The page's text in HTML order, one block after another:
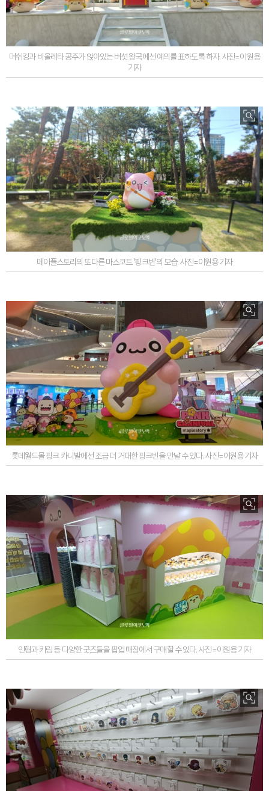
머쉬킹과 비올레타 공주가 앉아있는 버섯 왕국에선 예의를 표하도록 하자. 사진=이원용
기자
메이플스토리의 또다른 마스코트 '핑크빈'의 모습. 사진=이원용 기자
롯데월드몰 핑크 카니발에선 조금 더 거대한 핑크빈을 만날 수 있다. 사진=이원용 기자
인형과 키링 등 다양한 굿즈들을 팝업 매장에서 구매할 수 있다. 사진=이원용 기자